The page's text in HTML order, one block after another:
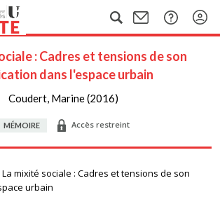
: Cadres et tensions de son
dans l'espace urbain
Coudert, Marine (2016)
MÉMOIRE Accès restreint
La mixité sociale : Cadres et tensions de son
urbain